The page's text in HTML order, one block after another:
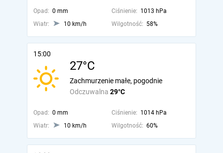
Opad: 0 mm Ciśnienie: 1013 hPa
Wiatr:
10 km/h Wilgotność: 58%
15:00
27°C
Odczuwalna 29°C
Zachmurzenie małe, pogodnie
Opad: 0 mm Ciśnienie: 1014 hPa
Wiatr:
10 km/h Wilgotność: 60%